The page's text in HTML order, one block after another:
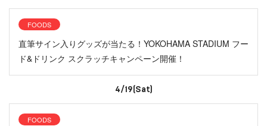
FOODS
直筆サイン入りグッズが当たる！YOKOHAMA STADIUM フー
ド&ドリンク スクラッチキャンペーン開催！
4/19(Sat)
FOODS